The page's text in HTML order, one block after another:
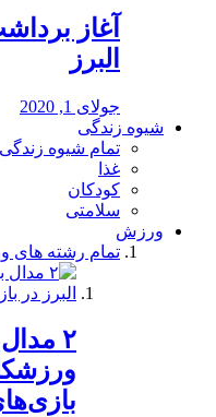
آغاز
البرز
جولای 1, 2020
شیوه زندگی
تمام شیوه زندگی
غذا
کودکان
سلامتی
ورزش
تمام رشته های